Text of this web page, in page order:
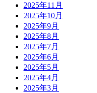
2025年11月
2025年10月
2025年9月
2025年8月
2025年7月
2025年6月
2025年5月
2025年4月
2025年3月